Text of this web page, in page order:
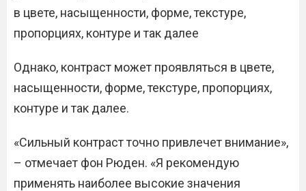
в цвете, насыщенности, форме, текстуре,
пропорциях, контуре и так далее
Однако, контраст может проявляться в цвете,
насыщенности, форме, текстуре, пропорциях,
контуре и так далее.
«Сильный контраст точно привлечет внимание»,
– отмечает фон Рюден. «Я рекомендую
применять наиболее высокие значения